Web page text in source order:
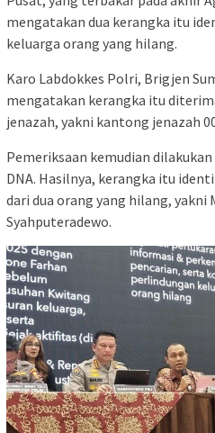
mengatakan dua kerangka itu
keluarga orang yang hilang.
Karo Labdokkes Polri, Brigjen
mengatakan kerangka itu
jenazah, yakni kantong jenazah
Pemeriksaan kemudian
DNA. Hasilnya, kerangka itu
dari dua orang yang hilang, yakni
Syahputeradewo.